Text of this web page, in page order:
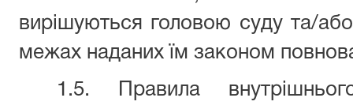
вирішуються головою суду та/
межах наданих їм законом
1.5. Правила